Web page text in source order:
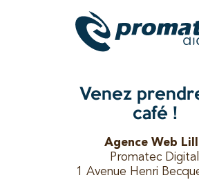
Venez
café !
Agence Web
Promatec Digital
1 Avenue Henri